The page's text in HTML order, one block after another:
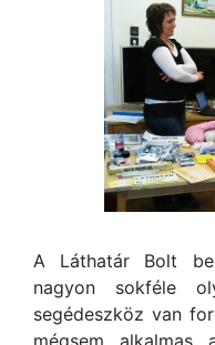
A Láthatár Bolt
nagyon sokféle
segédeszköz van
mégsem alkalmas